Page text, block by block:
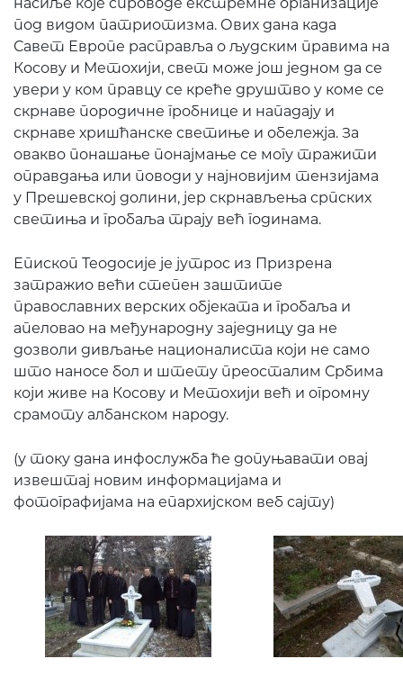
под видом патриотизма. Ових дана када
Савет Европе расправља о људским правима на
Косову и Метохији, свет може још једном да се
увери у ком правцу се креће друштво у коме се
скрнаве породичне гробнице и нападају и
скрнаве хришћанске светиње и обележја. За
овакво понашање понајмање се могу тражити
оправдања или поводи у најновијим тензијама
у Прешевској долини, јер скрнављења српских
светиња и гробаља трају већ годинама.
Епископ Теодосије је јутрос из Призрена
затражио већи степен заштите
православних верских објеката и гробаља и
апеловао на међународну заједницу да не
дозволи дивљање националиста који не само
што наносе бол и штету преосталим Србима
који живе на Косову и Метохији већ и огромну
срамоту албанском народу.
(у току дана инфослужба ће допуњавати овај
извештај новим информацијама и
фотографијама на епархијском веб сајту)